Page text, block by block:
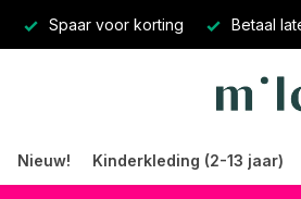
Spaar voor korting Betaal
Nieuw! Kinderkleding (2-13 jaar)